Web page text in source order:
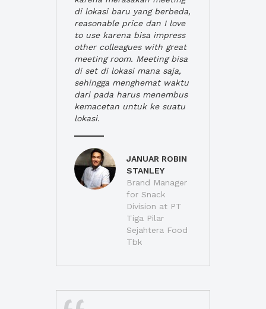
di lokasi baru yang berbeda,
reasonable price dan I love
to use karena bisa impress
other colleagues with great
meeting room. Meeting bisa
di set di lokasi mana saja,
sehingga menghemat waktu
dari pada harus menembus
kemacetan untuk ke suatu
lokasi.
JANUAR ROBIN
STANLEY
Brand Manager
for Snack
Division at PT
Tiga Pilar
Sejahtera Food
Tbk